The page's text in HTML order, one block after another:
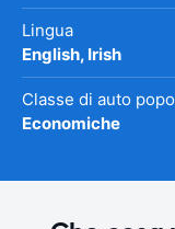
Lingua
English, Irish
Classe di auto
Economiche